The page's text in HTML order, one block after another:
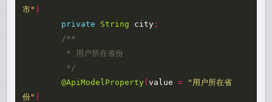
市" )
private
String city ;
/**
	 */
@ApiModelProperty(value =
"用户所在省
份" )